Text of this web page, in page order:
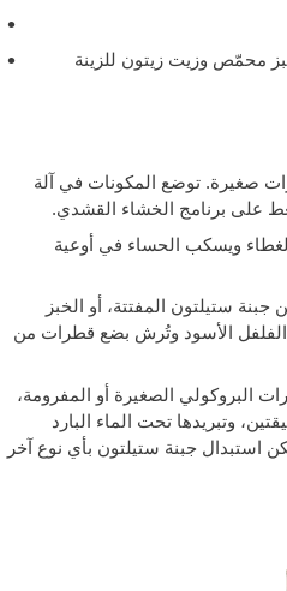
محمّص وزيت زيتون للزينة
صغيرة. توضع المكونات في آلة
على برنامج الخشاء القشدي.
ويسكب الحساء في أوعية
ستيلتون المفتتة، أو الخبز
الأسود وتُرش بضع قطرات من
البروكولي الصغيرة أو المفرومة،
وتبريدها تحت الماء البارد
استبدال جبنة ستيلتون بأي نوع آخر